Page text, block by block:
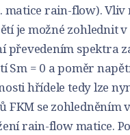
matice rain-flow).
je možné zohlednit
převedením spektra
Sm = 0 a poměr
hřídele tedy lze
FKM se zohledněním
rain-flow matice.